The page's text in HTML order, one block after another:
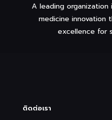
A leading
medicine innovation
excellence for
ติดต่อเรา